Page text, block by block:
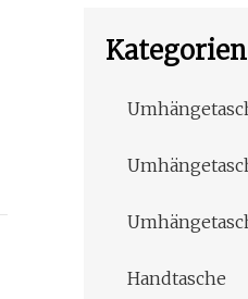
Kategorien
Handtasche